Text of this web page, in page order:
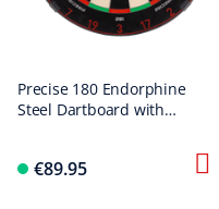
Precise 180 Endorphine
Steel Dartboard with
€89.95